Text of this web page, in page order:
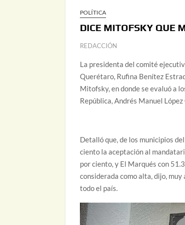
POLÍTICA
DICE MITOFSKY QUE
REDACCIÓN
La presidenta del comité
Querétaro, Rufina Benítez
Mitofsky, en donde se evaluó a
República, Andrés Manuel
Detalló que, de los municipios
ciento la aceptación al
por ciento, y El Marqués con
considerada como alta, dijo,
todo el país.